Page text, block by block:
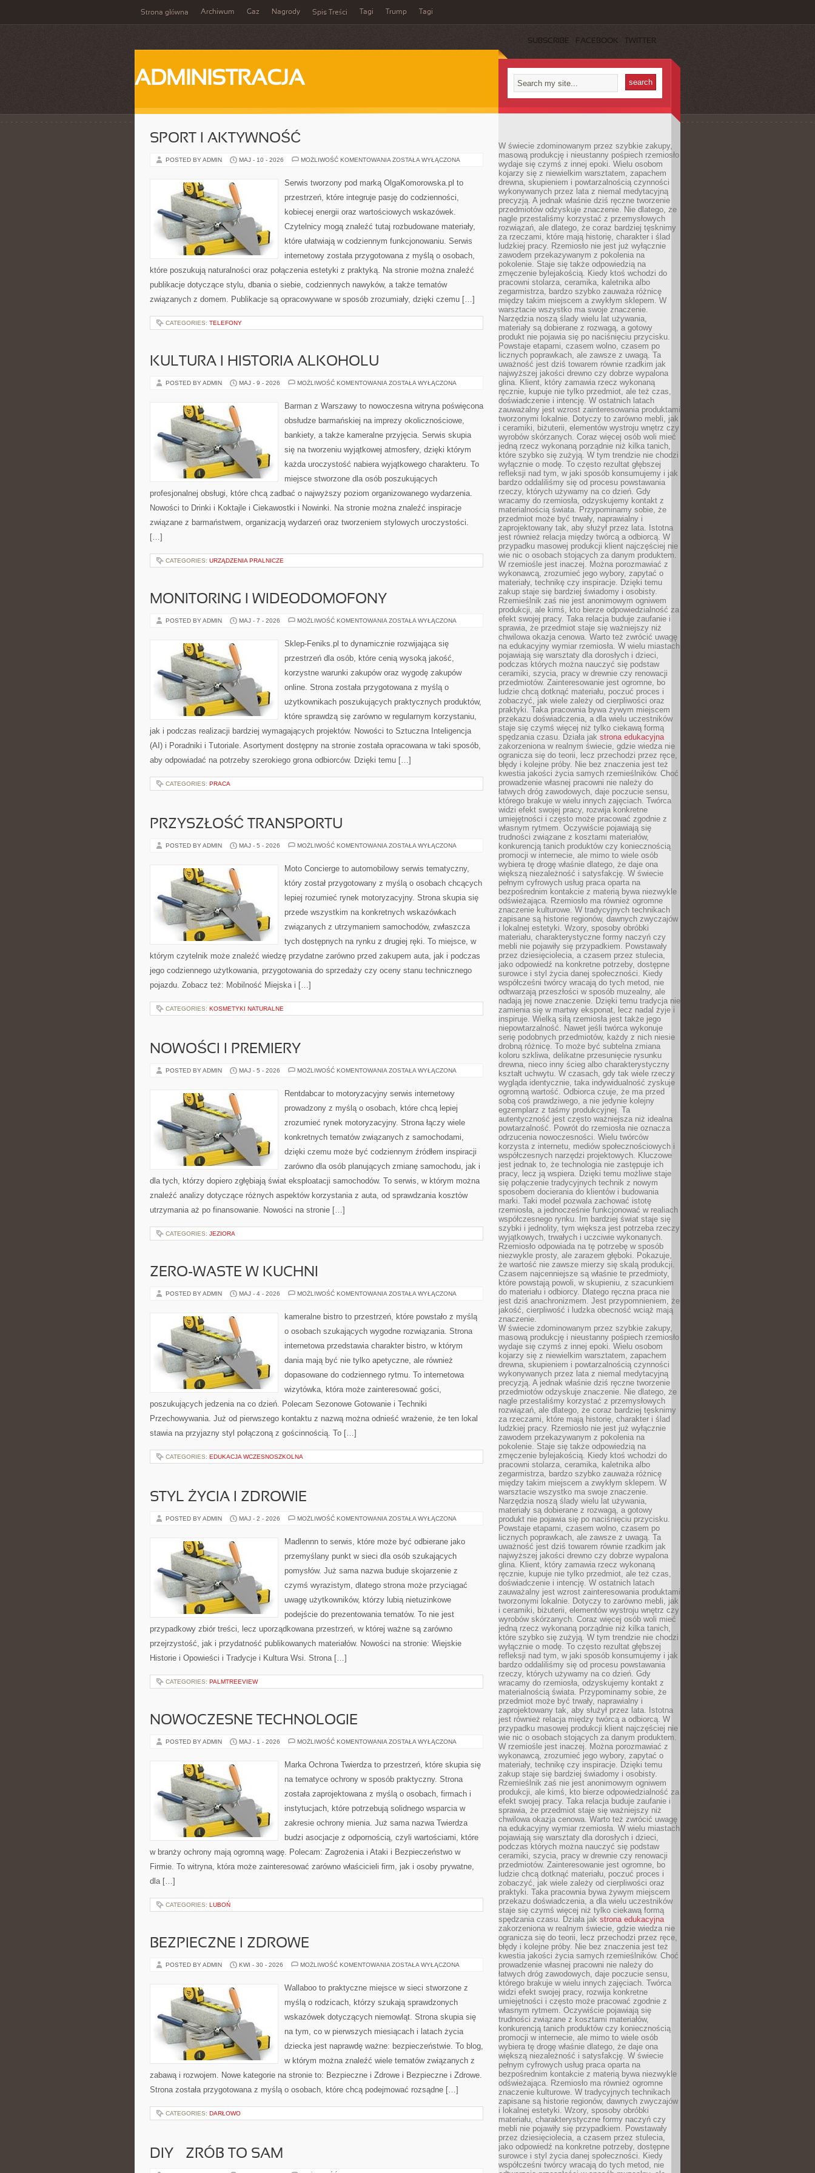
Strona główna Archiwum Gaz Nagrody Spis Treści Tagi Trump Tagi
SUBSCRIBE FACEBOOK TWITTER
ADMINISTRACJA
SPORT I AKTYWNOŚĆ
POSTED BY ADMIN MAJ - 10 - 2026 MOŻLIWOŚĆ KOMENTOWANIA SPORT
ZOSTAŁA WYŁĄCZONA
Serwis tworzony pod marką OlgaKomorowska.pl to
przestrzeń, które integruje pasję do codzienności,
kobiecej energii oraz wartościowych wskazówek.
Czytelnicy mogą znaleźć tutaj rozbudowane materiały,
które ułatwiają w codziennym funkcjonowaniu. Serwis
internetowy została przygotowana z myślą o osobach,
które poszukują naturalności oraz połączenia estetyki z praktyką. Na stronie można znaleźć
publikacje dotyczące stylu, dbania o siebie, codziennych nawyków, a także tematów
związanych z domem. Publikacje są opracowywane w sposób zrozumiały, dzięki czemu […]
CATEGORIES: TELEFONY
KULTURA I HISTORIA ALKOHOLU
POSTED BY ADMIN MAJ - 9 - 2026 MOŻLIWOŚĆ KOMENTOWANIA KULTURA
ALKOHOLU
ZOSTAŁA WYŁĄCZONA
Barman z Warszawy to nowoczesna witryna poświęcona
obsłudze barmańskiej na imprezy okolicznościowe,
bankiety, a także kameralne przyjęcia. Serwis skupia
się na tworzeniu wyjątkowej atmosfery, dzięki którym
każda uroczystość nabiera wyjątkowego charakteru. To
miejsce stworzone dla osób poszukujących
profesjonalnej obsługi, które chcą zadbać o najwyższy poziom organizowanego wydarzenia.
Nowości to Drinki i Koktajle i Ciekawostki i Nowinki. Na stronie można znaleźć inspiracje
związane z barmaństwem, organizacją wydarzeń oraz tworzeniem stylowych uroczystości.
[…]
CATEGORIES: URZĄDZENIA PRALNICZE
MONITORING I WIDEODOMOFONY
POSTED BY ADMIN MAJ - 7 - 2026 MOŻLIWOŚĆ KOMENTOWANIA MONITORING
ZOSTAŁA WYŁĄCZONA
Sklep-Feniks.pl to dynamicznie rozwijająca się
przestrzeń dla osób, które cenią wysoką jakość,
korzystne warunki zakupów oraz wygodę zakupów
online. Strona została przygotowana z myślą o
użytkownikach poszukujących praktycznych produktów,
które sprawdzą się zarówno w regularnym korzystaniu,
jak i podczas realizacji bardziej wymagających projektów. Nowości to Sztuczna Inteligencja
(AI) i Poradniki i Tutoriale. Asortyment dostępny na stronie została opracowana w taki sposób,
aby odpowiadać na potrzeby szerokiego grona odbiorców. Dzięki temu […]
CATEGORIES: PRACA
PRZYSZŁOŚĆ TRANSPORTU
POSTED BY ADMIN MAJ - 5 - 2026 MOŻLIWOŚĆ KOMENTOWANIA PRZYSZŁOŚĆ
ZOSTAŁA WYŁĄCZONA
Moto Concierge to automobilowy serwis tematyczny,
który został przygotowany z myślą o osobach chcących
lepiej rozumieć rynek motoryzacyjny. Strona skupia się
przede wszystkim na konkretnych wskazówkach
związanych z utrzymaniem samochodów, zwłaszcza
tych dostępnych na rynku z drugiej ręki. To miejsce, w
którym czytelnik może znaleźć wiedzę przydatne zarówno przed zakupem auta, jak i podczas
jego codziennego użytkowania, przygotowania do sprzedaży czy oceny stanu technicznego
pojazdu. Zobacz też: Mobilność Miejska i […]
CATEGORIES: KOSMETYKI NATURALNE
NOWOŚCI I PREMIERY
POSTED BY ADMIN MAJ - 5 - 2026 MOŻLIWOŚĆ KOMENTOWANIA NOWOŚCI
ZOSTAŁA WYŁĄCZONA
Rentdabcar to motoryzacyjny serwis internetowy
prowadzony z myślą o osobach, które chcą lepiej
zrozumieć rynek motoryzacyjny. Strona łączy wiele
konkretnych tematów związanych z samochodami,
dzięki czemu może być codziennym źródłem inspiracji
zarówno dla osób planujących zmianę samochodu, jak i
dla tych, którzy dopiero zgłębiają świat eksploatacji samochodów. To serwis, w którym można
znaleźć analizy dotyczące różnych aspektów korzystania z auta, od sprawdzania kosztów
utrzymania aż po finansowanie. Nowości na stronie […]
CATEGORIES: JEZIORA
ZERO-WASTE W KUCHNI
POSTED BY ADMIN MAJ - 4 - 2026 MOŻLIWOŚĆ KOMENTOWANIA ZERO-
KUCHNI
ZOSTAŁA WYŁĄCZONA
kameralne bistro to przestrzeń, które powstało z myślą
o osobach szukających wygodne rozwiązania. Strona
internetowa przedstawia charakter bistro, w którym
dania mają być nie tylko apetyczne, ale również
dopasowane do codziennego rytmu. To internetowa
wizytówka, która może zainteresować gości,
poszukujących jedzenia na co dzień. Polecam Sezonowe Gotowanie i Techniki
Przechowywania. Już od pierwszego kontaktu z nazwą można odnieść wrażenie, że ten lokal
stawia na przyjazny styl połączoną z gościnnością. To […]
CATEGORIES: EDUKACJA WCZESNOSZKOLNA
STYL ŻYCIA I ZDROWIE
POSTED BY ADMIN MAJ - 2 - 2026 MOŻLIWOŚĆ KOMENTOWANIA STYL
ZDROWIE
ZOSTAŁA WYŁĄCZONA
Madlennn to serwis, które może być odbierane jako
przemyślany punkt w sieci dla osób szukających
pomysłów. Już sama nazwa buduje skojarzenie z
czymś wyrazistym, dlatego strona może przyciągać
uwagę użytkowników, którzy lubią nietuzinkowe
podejście do prezentowania tematów. To nie jest
przypadkowy zbiór treści, lecz uporządkowana przestrzeń, w której ważne są zarówno
przejrzystość, jak i przydatność publikowanych materiałów. Nowości na stronie: Wiejskie
Historie i Opowieści i Tradycje i Kultura Wsi. Strona […]
CATEGORIES: PALMTREEVIEW
NOWOCZESNE TECHNOLOGIE
POSTED BY ADMIN MAJ - 1 - 2026 MOŻLIWOŚĆ KOMENTOWANIA NOWOCZESNE
ZOSTAŁA WYŁĄCZONA
Marka Ochrona Twierdza to przestrzeń, które skupia się
na tematyce ochrony w sposób praktyczny. Strona
została zaprojektowana z myślą o osobach, firmach i
instytucjach, które potrzebują solidnego wsparcia w
zakresie ochrony mienia. Już sama nazwa Twierdza
budzi asocjacje z odpornością, czyli wartościami, które
w branży ochrony mają ogromną wagę. Polecam: Zagrożenia i Ataki i Bezpieczeństwo w
Firmie. To witryna, która może zainteresować zarówno właścicieli firm, jak i osoby prywatne,
dla […]
CATEGORIES: LUBOŃ
BEZPIECZNE I ZDROWE
POSTED BY ADMIN KWI - 30 - 2026 MOŻLIWOŚĆ KOMENTOWANIA BEZPIECZNE
ZOSTAŁA WYŁĄCZONA
Wallaboo to praktyczne miejsce w sieci stworzone z
myślą o rodzicach, którzy szukają sprawdzonych
wskazówek dotyczących niemowląt. Strona skupia się
na tym, co w pierwszych miesiącach i latach życia
dziecka jest naprawdę ważne: bezpieczeństwie. To blog,
w którym można znaleźć wiele tematów związanych z
zabawą i rozwojem. Nowe kategorie na stronie to: Bezpieczne i Zdrowe i Bezpieczne i Zdrowe.
Strona została przygotowana z myślą o osobach, które chcą podejmować rozsądne […]
CATEGORIES: DARŁOWO
DIY – ZRÓB TO SAM
W świecie zdominowanym przez szybkie zakupy,
masową produkcję i nieustanny pośpiech rzemiosło
wydaje się czymś z innej epoki. Wielu osobom
kojarzy się z niewielkim warsztatem, zapachem
drewna, skupieniem i powtarzalnością czynności
wykonywanych przez lata z niemal medytacyjną
precyzją. A jednak właśnie dziś ręczne tworzenie
przedmiotów odzyskuje znaczenie. Nie dlatego, że
nagle przestaliśmy korzystać z przemysłowych
rozwiązań, ale dlatego, że coraz bardziej tęsknimy
za rzeczami, które mają historię, charakter i ślad
ludzkiej pracy. Rzemiosło nie jest już wyłącznie
zawodem przekazywanym z pokolenia na
pokolenie. Staje się także odpowiedzią na
zmęczenie bylejakością. Kiedy ktoś wchodzi do
pracowni stolarza, ceramika, kaletnika albo
zegarmistrza, bardzo szybko zauważa różnicę
między takim miejscem a zwykłym sklepem. W
warsztacie wszystko ma swoje znaczenie.
Narzędzia noszą ślady wielu lat używania,
materiały są dobierane z rozwagą, a gotowy
produkt nie pojawia się po naciśnięciu przycisku.
Powstaje etapami, czasem wolno, czasem po
licznych poprawkach, ale zawsze z uwagą. Ta
uważność jest dziś towarem równie rzadkim jak
najwyższej jakości drewno czy dobrze wypalona
glina. Klient, który zamawia rzecz wykonaną
ręcznie, kupuje nie tylko przedmiot, ale też czas,
doświadczenie i intencję. W ostatnich latach
zauważalny jest wzrost zainteresowania produktami
tworzonymi lokalnie. Dotyczy to zarówno mebli, jak
i ceramiki, biżuterii, elementów wystroju wnętrz czy
wyrobów skórzanych. Coraz więcej osób woli mieć
jedną rzecz wykonaną porządnie niż kilka tanich,
które szybko się zużyją. W tym trendzie nie chodzi
wyłącznie o modę. To często rezultat głębszej
refleksji nad tym, w jaki sposób konsumujemy i jak
bardzo oddaliliśmy się od procesu powstawania
rzeczy, których używamy na co dzień. Gdy
wracamy do rzemiosła, odzyskujemy kontakt z
materialnością świata. Przypominamy sobie, że
przedmiot może być trwały, naprawialny i
zaprojektowany tak, aby służył przez lata. Istotna
jest również relacja między twórcą a odbiorcą. W
przypadku masowej produkcji klient najczęściej nie
wie nic o osobach stojących za danym produktem.
W rzemiośle jest inaczej. Można porozmawiać z
wykonawcą, zrozumieć jego wybory, zapytać o
materiały, technikę czy inspiracje. Dzięki temu
zakup staje się bardziej świadomy i osobisty.
Rzemieślnik zaś nie jest anonimowym ogniwem
produkcji, ale kimś, kto bierze odpowiedzialność za
efekt swojej pracy. Taka relacja buduje zaufanie i
sprawia, że przedmiot staje się ważniejszy niż
chwilowa okazja cenowa. Warto też zwrócić uwagę
na edukacyjny wymiar rzemiosła. W wielu miastach
pojawiają się warsztaty dla dorosłych i dzieci,
podczas których można nauczyć się podstaw
ceramiki, szycia, pracy w drewnie czy renowacji
przedmiotów. Zainteresowanie jest ogromne, bo
ludzie chcą dotknąć materiału, poczuć proces i
zobaczyć, jak wiele zależy od cierpliwości oraz
praktyki. Taka pracownia bywa żywym miejscem
przekazu doświadczenia, a dla wielu uczestników
staje się czymś więcej niż tylko ciekawą formą
spędzania czasu. Działa jak strona edukacyjna
zakorzeniona w realnym świecie, gdzie wiedza nie
ogranicza się do teorii, lecz przechodzi przez ręce,
błędy i kolejne próby. Nie bez znaczenia jest też
kwestia jakości życia samych rzemieślników. Choć
prowadzenie własnej pracowni nie należy do
łatwych dróg zawodowych, daje poczucie sensu,
którego brakuje w wielu innych zajęciach. Twórca
widzi efekt swojej pracy, rozwija konkretne
umiejętności i często może pracować zgodnie z
własnym rytmem. Oczywiście pojawiają się
trudności związane z kosztami materiałów,
konkurencją tanich produktów czy koniecznością
promocji w internecie, ale mimo to wiele osób
wybiera tę drogę właśnie dlatego, że daje ona
większą niezależność i satysfakcję. W świecie
pełnym cyfrowych usług praca oparta na
bezpośrednim kontakcie z materią bywa niezwykle
odświeżająca. Rzemiosło ma również ogromne
znaczenie kulturowe. W tradycyjnych technikach
zapisane są historie regionów, dawnych zwyczajów
i lokalnej estetyki. Wzory, sposoby obróbki
materiału, charakterystyczne formy naczyń czy
mebli nie pojawiły się przypadkiem. Powstawały
przez dziesięciolecia, a czasem przez stulecia,
jako odpowiedź na konkretne potrzeby, dostępne
surowce i styl życia danej społeczności. Kiedy
współcześni twórcy wracają do tych metod, nie
odtwarzają przeszłości w sposób muzealny, ale
nadają jej nowe znaczenie. Dzięki temu tradycja nie
zamienia się w martwy eksponat, lecz nadal żyje i
inspiruje. Wielką siłą rzemiosła jest także jego
niepowtarzalność. Nawet jeśli twórca wykonuje
serię podobnych przedmiotów, każdy z nich niesie
drobną różnicę. To może być subtelna zmiana
koloru szkliwa, delikatne przesunięcie rysunku
drewna, nieco inny ścieg albo charakterystyczny
kształt uchwytu. W czasach, gdy tak wiele rzeczy
wygląda identycznie, taka indywidualność zyskuje
ogromną wartość. Odbiorca czuje, że ma przed
sobą coś prawdziwego, a nie jedynie kolejny
egzemplarz z taśmy produkcyjnej. Ta
autentyczność jest często ważniejsza niż idealna
powtarzalność. Powrót do rzemiosła nie oznacza
odrzucenia nowoczesności. Wielu twórców
korzysta z internetu, mediów społecznościowych i
współczesnych narzędzi projektowych. Kluczowe
jest jednak to, że technologia nie zastępuje ich
pracy, lecz ją wspiera. Dzięki temu możliwe staje
się połączenie tradycyjnych technik z nowym
sposobem docierania do klientów i budowania
marki. Taki model pozwala zachować istotę
rzemiosła, a jednocześnie funkcjonować w realiach
współczesnego rynku. Im bardziej świat staje się
szybki i jednolity, tym większa jest potrzeba rzeczy
wyjątkowych, trwałych i uczciwie wykonanych.
Rzemiosło odpowiada na tę potrzebę w sposób
niezwykle prosty, ale zarazem głęboki. Pokazuje,
że wartość nie zawsze mierzy się skalą produkcji.
Czasem najcenniejsze są właśnie te przedmioty,
które powstają powoli, w skupieniu, z szacunkiem
do materiału i odbiorcy. Dlatego ręczna praca nie
jest dziś anachronizmem. Jest przypomnieniem, że
jakość, cierpliwość i ludzka obecność wciąż mają
znaczenie.
W świecie zdominowanym przez szybkie zakupy,
masową produkcję i nieustanny pośpiech rzemiosło
wydaje się czymś z innej epoki. Wielu osobom
kojarzy się z niewielkim warsztatem, zapachem
drewna, skupieniem i powtarzalnością czynności
wykonywanych przez lata z niemal medytacyjną
precyzją. A jednak właśnie dziś ręczne tworzenie
przedmiotów odzyskuje znaczenie. Nie dlatego, że
nagle przestaliśmy korzystać z przemysłowych
rozwiązań, ale dlatego, że coraz bardziej tęsknimy
za rzeczami, które mają historię, charakter i ślad
ludzkiej pracy. Rzemiosło nie jest już wyłącznie
zawodem przekazywanym z pokolenia na
pokolenie. Staje się także odpowiedzią na
zmęczenie bylejakością. Kiedy ktoś wchodzi do
pracowni stolarza, ceramika, kaletnika albo
zegarmistrza, bardzo szybko zauważa różnicę
między takim miejscem a zwykłym sklepem. W
warsztacie wszystko ma swoje znaczenie.
Narzędzia noszą ślady wielu lat używania,
materiały są dobierane z rozwagą, a gotowy
produkt nie pojawia się po naciśnięciu przycisku.
Powstaje etapami, czasem wolno, czasem po
licznych poprawkach, ale zawsze z uwagą. Ta
uważność jest dziś towarem równie rzadkim jak
najwyższej jakości drewno czy dobrze wypalona
glina. Klient, który zamawia rzecz wykonaną
ręcznie, kupuje nie tylko przedmiot, ale też czas,
doświadczenie i intencję. W ostatnich latach
zauważalny jest wzrost zainteresowania produktami
tworzonymi lokalnie. Dotyczy to zarówno mebli, jak
i ceramiki, biżuterii, elementów wystroju wnętrz czy
wyrobów skórzanych. Coraz więcej osób woli mieć
jedną rzecz wykonaną porządnie niż kilka tanich,
które szybko się zużyją. W tym trendzie nie chodzi
wyłącznie o modę. To często rezultat głębszej
refleksji nad tym, w jaki sposób konsumujemy i jak
bardzo oddaliliśmy się od procesu powstawania
rzeczy, których używamy na co dzień. Gdy
wracamy do rzemiosła, odzyskujemy kontakt z
materialnością świata. Przypominamy sobie, że
przedmiot może być trwały, naprawialny i
zaprojektowany tak, aby służył przez lata. Istotna
jest również relacja między twórcą a odbiorcą. W
przypadku masowej produkcji klient najczęściej nie
wie nic o osobach stojących za danym produktem.
W rzemiośle jest inaczej. Można porozmawiać z
wykonawcą, zrozumieć jego wybory, zapytać o
materiały, technikę czy inspiracje. Dzięki temu
zakup staje się bardziej świadomy i osobisty.
Rzemieślnik zaś nie jest anonimowym ogniwem
produkcji, ale kimś, kto bierze odpowiedzialność za
efekt swojej pracy. Taka relacja buduje zaufanie i
sprawia, że przedmiot staje się ważniejszy niż
chwilowa okazja cenowa. Warto też zwrócić uwagę
na edukacyjny wymiar rzemiosła. W wielu miastach
pojawiają się warsztaty dla dorosłych i dzieci,
podczas których można nauczyć się podstaw
ceramiki, szycia, pracy w drewnie czy renowacji
przedmiotów. Zainteresowanie jest ogromne, bo
ludzie chcą dotknąć materiału, poczuć proces i
zobaczyć, jak wiele zależy od cierpliwości oraz
praktyki. Taka pracownia bywa żywym miejscem
przekazu doświadczenia, a dla wielu uczestników
staje się czymś więcej niż tylko ciekawą formą
spędzania czasu. Działa jak strona edukacyjna
zakorzeniona w realnym świecie, gdzie wiedza nie
ogranicza się do teorii, lecz przechodzi przez ręce,
błędy i kolejne próby. Nie bez znaczenia jest też
kwestia jakości życia samych rzemieślników. Choć
prowadzenie własnej pracowni nie należy do
łatwych dróg zawodowych, daje poczucie sensu,
którego brakuje w wielu innych zajęciach. Twórca
widzi efekt swojej pracy, rozwija konkretne
umiejętności i często może pracować zgodnie z
własnym rytmem. Oczywiście pojawiają się
trudności związane z kosztami materiałów,
konkurencją tanich produktów czy koniecznością
promocji w internecie, ale mimo to wiele osób
wybiera tę drogę właśnie dlatego, że daje ona
większą niezależność i satysfakcję. W świecie
pełnym cyfrowych usług praca oparta na
bezpośrednim kontakcie z materią bywa niezwykle
odświeżająca. Rzemiosło ma również ogromne
znaczenie kulturowe. W tradycyjnych technikach
zapisane są historie regionów, dawnych zwyczajów
i lokalnej estetyki. Wzory, sposoby obróbki
materiału, charakterystyczne formy naczyń czy
mebli nie pojawiły się przypadkiem. Powstawały
przez dziesięciolecia, a czasem przez stulecia,
jako odpowiedź na konkretne potrzeby, dostępne
surowce i styl życia danej społeczności. Kiedy
współcześni twórcy wracają do tych metod, nie